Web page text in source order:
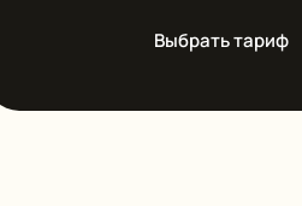
Выбрать тариф